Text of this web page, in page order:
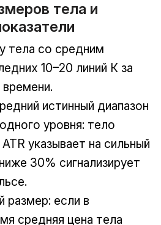
тела и
тела со средним
10–20 линий К за
истинный диапазон
уровня: тело
указывает на сильный
30% сигнализирует
размер: если в
средняя цена тела